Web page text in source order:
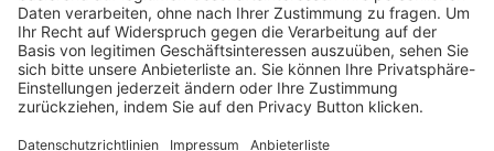
Trainerbörse
Login SpielPlus
FOLGE DEM BFV